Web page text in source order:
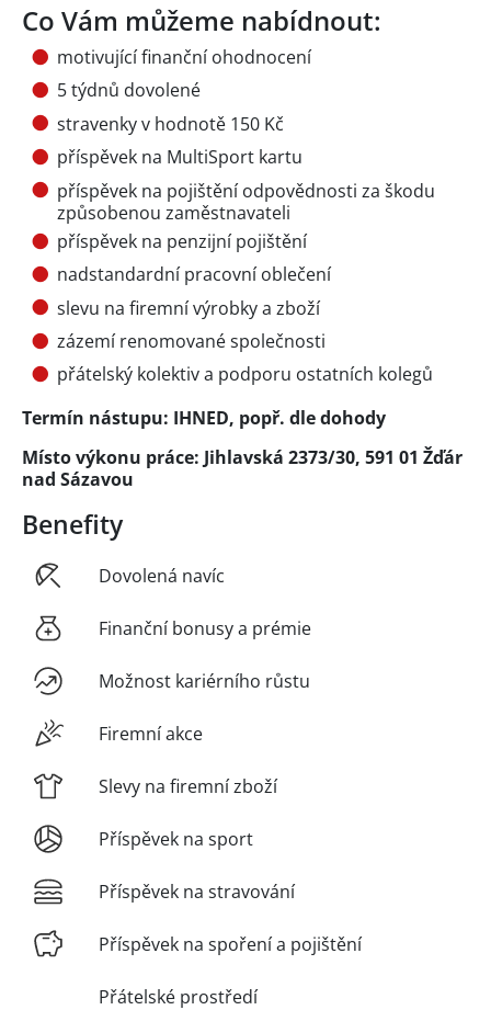
Co Vám můžeme nabídnout:
motivující finanční ohodnocení
5 týdnů dovolené
stravenky v hodnotě 150 Kč
příspěvek na MultiSport kartu
příspěvek na pojištění odpovědnosti za škodu
způsobenou zaměstnavateli
příspěvek na penzijní pojištění
nadstandardní pracovní oblečení
slevu na firemní výrobky a zboží
zázemí renomované společnosti
přátelský kolektiv a podporu ostatních kolegů
Termín nástupu: IHNED, popř. dle dohody
Místo výkonu práce: Jihlavská 2373/30, 591 01 Žďár
nad Sázavou
Benefity
Dovolená navíc
Finanční bonusy a prémie
Možnost kariérního růstu
Firemní akce
Slevy na firemní zboží
Příspěvek na sport
Příspěvek na stravování
Příspěvek na spoření a pojištění
Přátelské prostředí